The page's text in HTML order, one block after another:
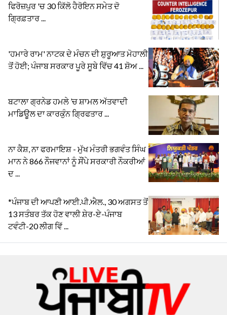
ਫਿਰੋਜ਼ਪੁਰ 'ਚ 30 ਕਿੱਲੋ ਹੈਰੋਇਨ ਸਮੇਤ ਦੋ
ਗ੍ਰਿਫ਼ਤਾਰ ...
'ਹਮਾਰੇ ਰਾਮ' ਨਾਟਕ ਦੇ ਮੰਚਨ ਦੀ ਸ਼ੁਰੂਆਤ ਮੋਹਾਲੀ
ਤੋਂ ਹੋਈ; ਪੰਜਾਬ ਸਰਕਾਰ ਪੂਰੇ ਸੂਬੇ ਵਿੱਚ 41 ਸ਼ੋਅ ...
ਬਟਾਲਾ ਗ੍ਰਨੇਡ ਹਮਲੇ ’ਚ ਸ਼ਾਮਲ ਅੱਤਵਾਦੀ
ਮਾਡਿਊਲ ਦਾ ਕਾਰਕੁੰਨ ਗ੍ਰਿਫਤਾਰ ...
ਨਾ ਕੈਸ਼, ਨਾ ਫਰਮਾਇਸ਼ - ਮੁੱਖ ਮੰਤਰੀ ਭਗਵੰਤ ਸਿੰਘ
ਮਾਨ ਨੇ 866 ਨੌਜਵਾਨਾਂ ਨੂੰ ਸੌਂਪੇ ਸਰਕਾਰੀ ਨੌਕਰੀਆਂ
ਦ ...
*ਪੰਜਾਬ ਦੀ ਆਪਣੀ ਆਈ.ਪੀ.ਐਲ., 30 ਅਗਸਤ ਤੋਂ
13 ਸਤੰਬਰ ਤੱਕ ਹੋਣ ਵਾਲੀ ਸ਼ੇਰ-ਏ-ਪੰਜਾਬ
ਟਵੰਟੀ-20 ਲੀਗ ਵਿੱ ...